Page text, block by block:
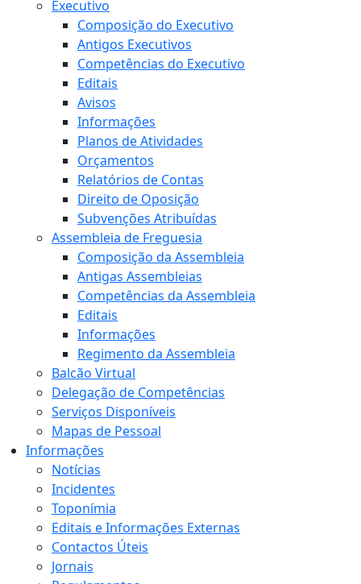
Executivo
Composição do Executivo
Antigos Executivos
Competências do Executivo
Editais
Avisos
Informações
Planos de Atividades
Orçamentos
Relatórios de Contas
Direito de Oposição
Subvenções Atribuídas
Assembleia de Freguesia
Composição da Assembleia
Antigas Assembleias
Competências da Assembleia
Editais
Informações
Regimento da Assembleia
Balcão Virtual
Delegação de Competências
Serviços Disponíveis
Mapas de Pessoal
Informações
Notícias
Incidentes
Toponímia
Editais e Informações Externas
Contactos Úteis
Jornais